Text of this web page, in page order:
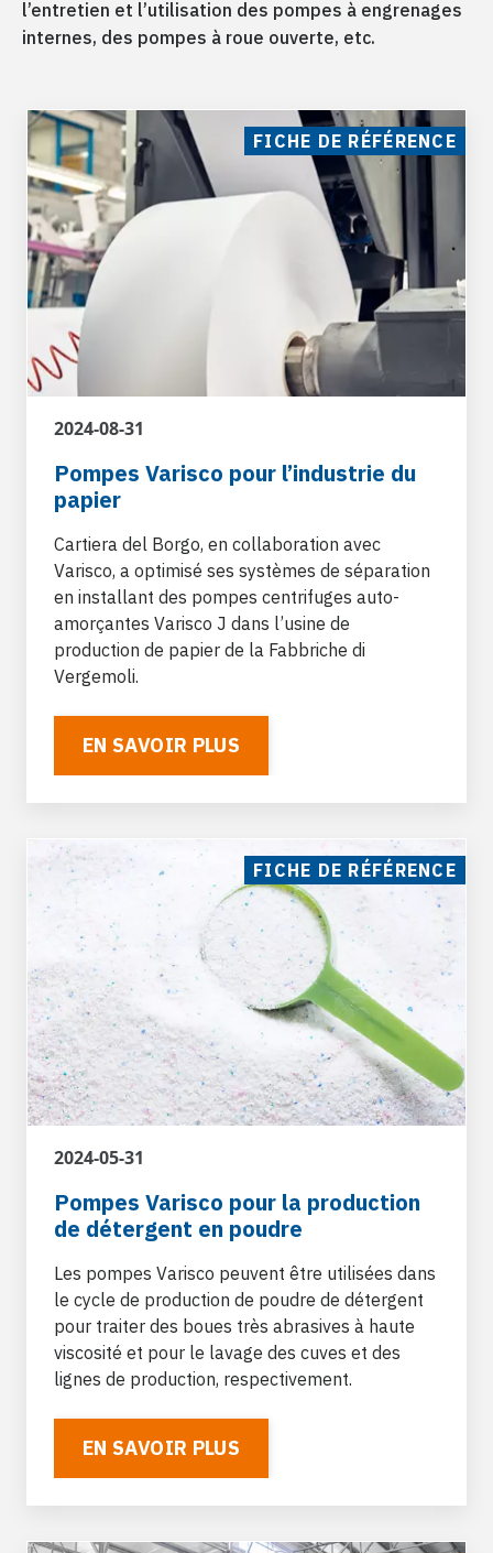
Produits pétroliers
Diesel, fioul, huile de lubrification, additifs et
Savons et produits de nettoyage
Tensioactifs, produits de nettoyage liquides,
Industrie chimique
Solvants, acides, alcalis, polyols, polyols
remplis, isocyanates, caoutchoucs, latex et
résines de polyester
Glucose
Le glucose, également appelé dextrose, est un
glucide simple souvent utilisé comme source
la médecine.
Résines
Les résines sont des matériaux synthétiques
utilisés dans une large gamme d’applications,
de la production de matériaux de construction
les produits d’emballage jusqu’aux
caoutchoucs.
l’entretien et l’utilisation des pompes à engrenages
internes, des pompes à roue ouverte, etc.
2024-08-31
FICHE DE RÉFÉRENCE
Pompes Varisco pour l’industrie du
papier
Cartiera del Borgo, en collaboration avec
Varisco, a optimisé ses systèmes de séparation
en installant des pompes centrifuges auto-
amorçantes Varisco J dans l’usine de
production de papier de la Fabbriche di
Vergemoli.
EN SAVOIR PLUS
2024-05-31
FICHE DE RÉFÉRENCE
Pompes Varisco pour la production
de détergent en poudre
Les pompes Varisco peuvent être utilisées dans
le cycle de production de poudre de détergent
pour traiter des boues très abrasives à haute
viscosité et pour le lavage des cuves et des
lignes de production, respectivement.
EN SAVOIR PLUS